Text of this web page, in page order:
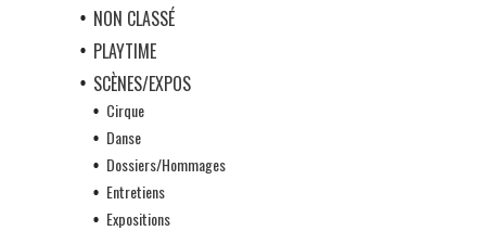
NON CLASSÉ
PLAYTIME
SCÈNES/EXPOS
Cirque
Danse
Dossiers/Hommages
Entretiens
Expositions